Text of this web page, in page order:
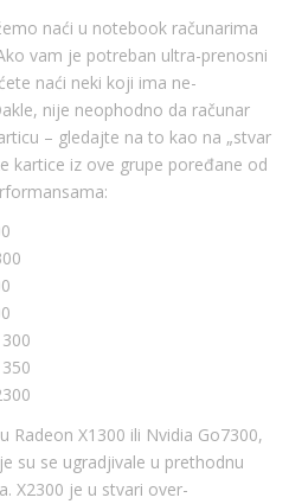
naći u notebook računarima
vam je potreban ultra-prenosni
naći neki koji ima ne-
nije neophodno da računar
– gledajte na to kao na „stvar
kartice iz ove grupe poređane od
Radeon X1300 ili Nvidia Go7300,
su se ugradjivale u prethodnu
X2300 je u stvari over-